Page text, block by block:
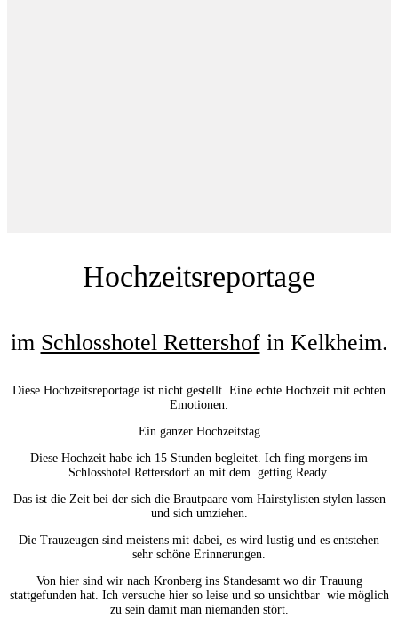
Hochzeitsreportage
im Schlosshotel Rettershofin Kelkheim.
Diese Hochzeitsreportage ist nicht gestellt. Eine echte Hochzeit mit echten
Emotionen.
Ein ganzer Hochzeitstag
Diese Hochzeit habe ich 15 Stunden begleitet. Ich fing morgens im
Schlosshotel Rettersdorf an mit dem getting Ready.
Das ist die Zeit bei der sich die Brautpaare vom Hairstylisten stylen lassen
und sich umziehen.
Die Trauzeugen sind meistens mit dabei, es wird lustig und es entstehen
sehr schöne Erinnerungen.
Von hier sind wir nach Kronberg ins Standesamt wo dir Trauung
stattgefunden hat. Ich versuche hier so leise und so unsichtbar wie möglich
zu sein damit man niemanden stört.